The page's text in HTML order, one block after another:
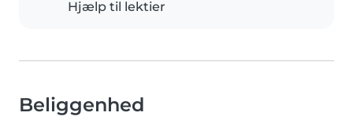
Hjælp til lektier
Beliggenhed